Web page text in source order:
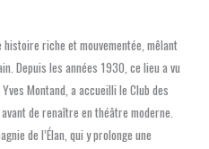
riche et mouvementée, mêlant
Depuis les années 1930, ce lieu a vu
Montand, a accueilli le Club des
de renaître en théâtre moderne.
de l’Élan, qui y prolonge une